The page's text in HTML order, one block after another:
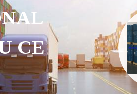
CE